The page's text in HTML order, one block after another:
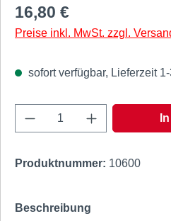
Regulärer Preis:
16,80 €
Preise inkl. MwSt. zzgl.
sofort verfügbar, Lieferzeit
Produkt Anzahl: Gib
Produktnummer: 10600
Beschreibung